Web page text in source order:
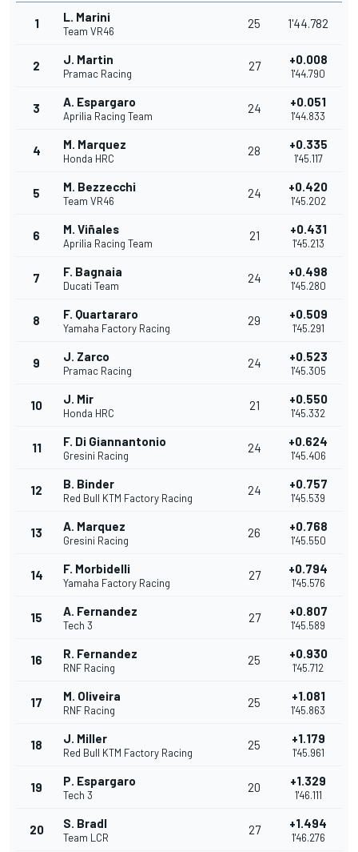
1 L. Marini
Team VR46
25 1'44.782
2 J. Martin
Pramac Racing
27 +0.008
1'44.790
3 A. Espargaro
Aprilia Racing Team
24 +0.051
1'44.833
4 M. Marquez
Honda HRC
28 +0.335
1'45.117
5 M. Bezzecchi
Team VR46
24 +0.420
1'45.202
6 M. Viñales
Aprilia Racing Team
21 +0.431
1'45.213
7 F. Bagnaia
Ducati Team
24 +0.498
1'45.280
8 F. Quartararo
Yamaha Factory Racing
29 +0.509
1'45.291
9 J. Zarco
Pramac Racing
24 +0.523
1'45.305
10 J. Mir
Honda HRC
21 +0.550
1'45.332
11 F. Di Giannantonio
Gresini Racing
24 +0.624
1'45.406
12 B. Binder
Red Bull KTM Factory Racing
24 +0.757
1'45.539
13 A. Marquez
Gresini Racing
26 +0.768
1'45.550
14 F. Morbidelli
Yamaha Factory Racing
27 +0.794
1'45.576
15 A. Fernandez
Tech 3
27 +0.807
1'45.589
16 R. Fernandez
RNF Racing
25 +0.930
1'45.712
17 M. Oliveira
RNF Racing
25 +1.081
1'45.863
18 J. Miller
Red Bull KTM Factory Racing
25 +1.179
1'45.961
19 P. Espargaro
Tech 3
20 +1.329
1'46.111
20 S. Bradl
Team LCR
27 +1.494
1'46.276